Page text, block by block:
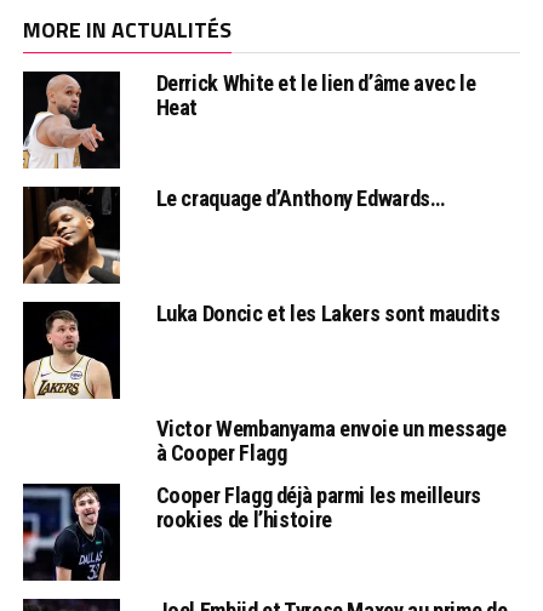
MORE IN ACTUALITÉS
Derrick White et le lien d’âme avec le
Heat
Le craquage d’Anthony Edwards…
Luka Doncic et les Lakers sont maudits
Victor Wembanyama envoie un message
à Cooper Flagg
Cooper Flagg déjà parmi les meilleurs
rookies de l’histoire